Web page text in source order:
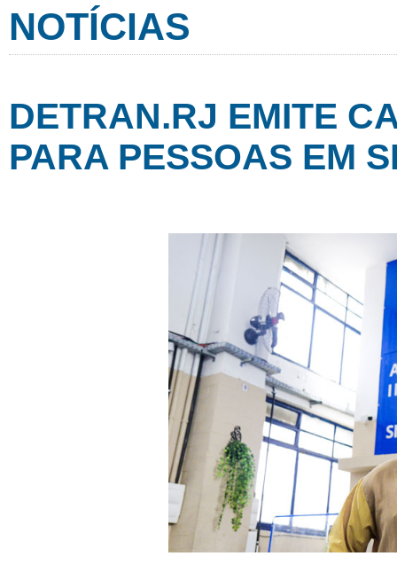
NOTÍCIAS
DETRAN.RJ EMITE
PARA PESSOAS EM